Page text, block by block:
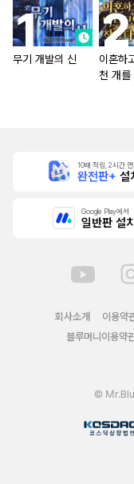
무기 개발의 신
이혼하
천 개를
10배 적립, 2시간 먼
완전판+ 설
Google Play에서
일반판 설치
회사소개 이용약
블루머니이용약
©